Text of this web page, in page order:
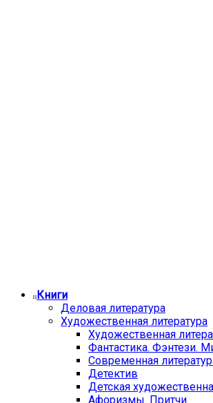
Книги
Деловая литература
Художественная литература
Художественная
Фантастика. Фэнтези.
Современная
Детектив
Детская
Афоризмы. Притчи